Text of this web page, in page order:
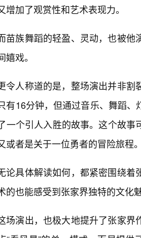
增加了观赏性和艺术表现力。
苗族舞蹈的轻盈、灵动，也被
嬉戏。
令人称道的是，整场演出并非
有16分钟，但通过音乐、舞蹈
一个引人入胜的故事。这个故
或者是关于一位勇者的冒险旅程
论具体解读如何，都紧密围绕
的也能感受到张家界独特的文化
场演出，也极大地提升了张家界